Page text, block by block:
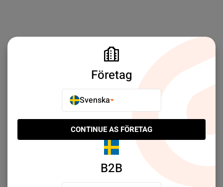
Företag
Svenska
CONTINUE AS FÖRETAG
B2B